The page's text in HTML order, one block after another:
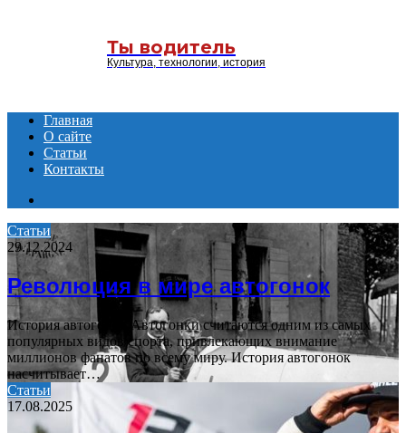
Ты водитель
Культура, технологии, история
Главная
О сайте
Статьи
Контакты
Статьи
29.12.2024
Революция в мире автогонок
История автогонок Автогонки считаются одним из самых
популярных видов спорта, привлекающих внимание
миллионов фанатов по всему миру. История автогонок
насчитывает…
Статьи
17.08.2025